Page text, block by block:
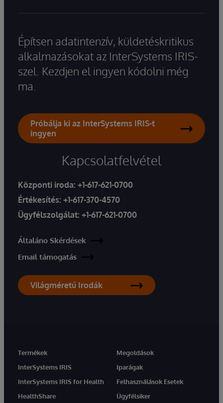
Építsen adatintenzív, küldetéskritikus
alkalmazásokat az InterSystems IRIS-
szel. Kezdjen el ingyen kódolni még
ma.
Próbálja ki az InterSystems IRIS-t
ingyen
Kapcsolatfelvétel
Központi iroda: +1-617-621-0700
Értékesítés: +1-617-370-4570
Ügyfélszolgálat: +1-617-621-0700
Általáno Skérdések
Email támogatás
Világméretű Irodák
Termékek
InterSystems IRIS
InterSystems IRIS for Health
HealthShare
Megoldások
Iparágak
Felhasználások Esetek
Ügyfélsiker